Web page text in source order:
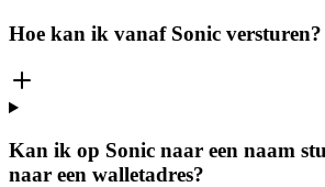
Hoe kan ik vanaf Sonic versturen?
Kan ik op Sonic naar een naam
naar een walletadres?